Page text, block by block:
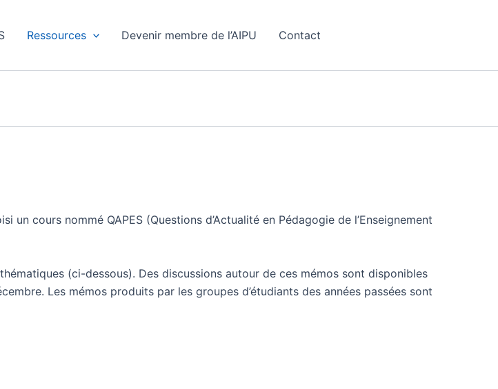
Ressources Devenir membre de l’AIPU Contact
cours nommé QAPES (Questions d’Actualité en Pédagogie de l’Enseignement
(ci-dessous). Des discussions autour de ces mémos sont disponibles
Les mémos produits par les groupes d’étudiants des années passées sont